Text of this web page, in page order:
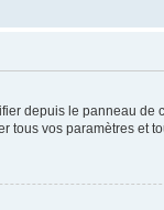
depuis le panneau de
tous vos paramètres et